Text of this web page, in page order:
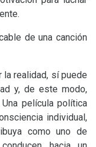
de una canción
la realidad, sí puede
y, de este modo,
película política
individual,
como uno de